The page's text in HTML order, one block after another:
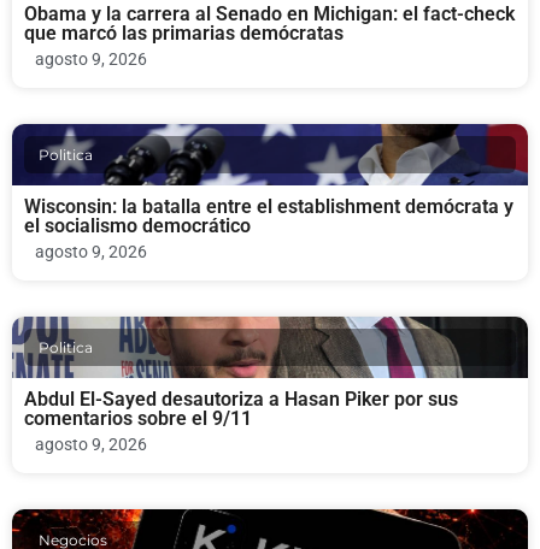
Obama y la carrera al Senado en Michigan: el fact-check
que marcó las primarias demócratas
agosto 9, 2026
Politica
Wisconsin: la batalla entre el establishment demócrata y
el socialismo democrático
agosto 9, 2026
Politica
Abdul El-Sayed desautoriza a Hasan Piker por sus
comentarios sobre el 9/11
agosto 9, 2026
Negocios